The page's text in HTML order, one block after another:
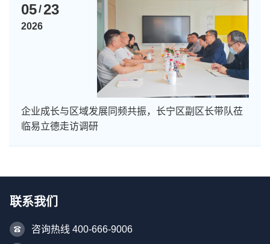
05/23
2026
企业成长与区域发展同频共振，长宁区副区长带队莅
临易立德走访调研
联系我们
咨询热线 400-666-9006